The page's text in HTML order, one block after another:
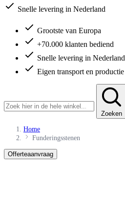
Snelle levering in Nederland
Grootste van Europa
+70.000 klanten bediend
Snelle levering in Nederland
Eigen transport en productie
Zoeken
Home
Funderingsstenen
Offerteaanvraag